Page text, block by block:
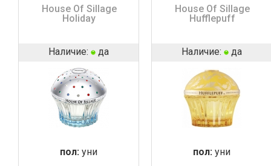
House Of Sillage
Holiday
Наличие: да
пол: уни
House Of Sillage
Hufflepuff
Наличие: да
пол: уни